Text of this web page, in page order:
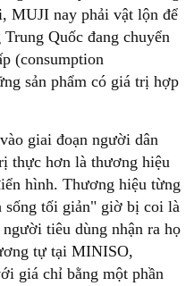
MUJI nay phải vật lộn để
Quốc đang chuyển
(consumption
sản phẩm có giá trị hợp
giai đoạn người dân
thực hơn là thương hiệu
hình. Thương hiệu từng
sống tối giản" giờ bị coi là
tiêu dùng nhận ra họ
tự tại MINISO,
giá chỉ bằng một phần